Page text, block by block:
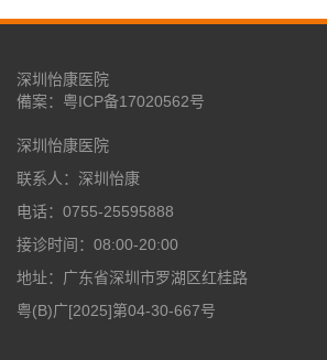
深圳怡康医院
備案： 粤ICP备17020562号
深圳怡康医院
联系人：深圳怡康
电话：0755-25595888
接诊时间：08:00-20:00
地址：广东省深圳市罗湖区红桂路
粤(B)广[2025]第04-30-667号